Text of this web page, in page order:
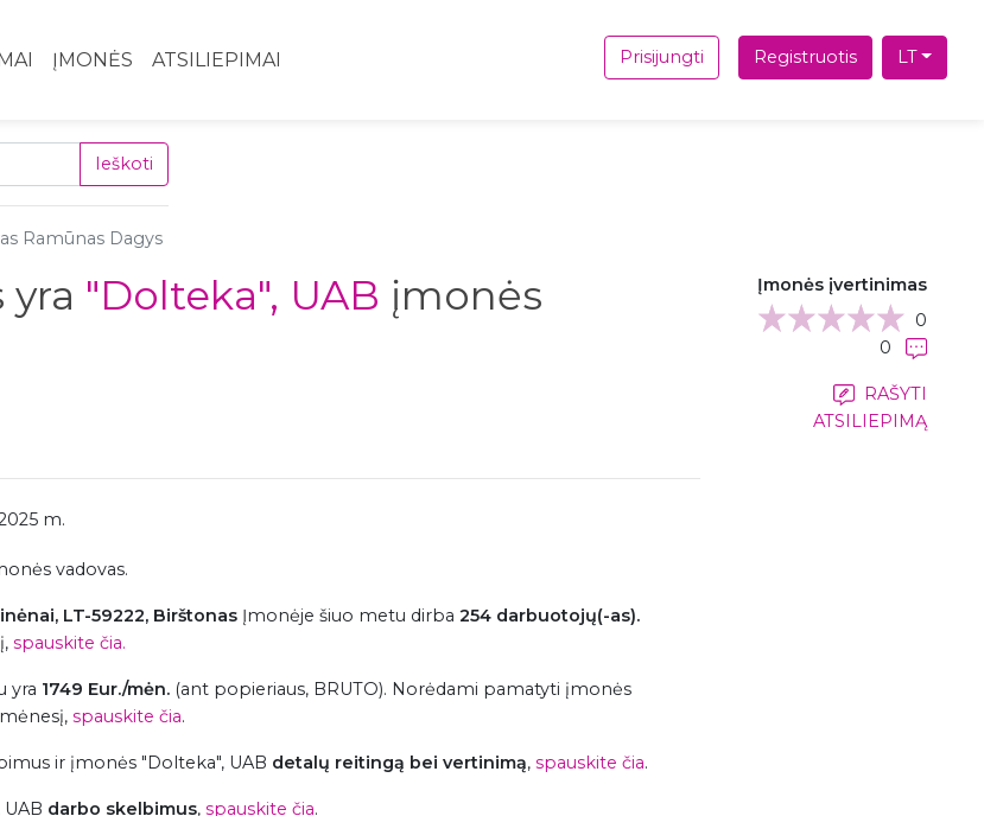
ĮMONĖS ATSILIEPIMAI Prisijungti Registruotis LT
Ieškoti
Ramūnas Dagys
yra "Dolteka", UAB įmonės
m.
vadovas.
LT-59222, Birštonas Įmonėje šiuo metu dirba 254 darbuotojų(-as).
spauskite čia.
yra 1749 Eur./mėn. (ant popieriaus, BRUTO). Norėdami pamatyti įmonės
spauskite čia.
ir įmonės "Dolteka", UAB detalų reitingą bei vertinimą, spauskite čia.
darbo skelbimus, spauskite čia.
Įmonės įvertinimas
0
0
RAŠYTI
ATSILIEPIMĄ